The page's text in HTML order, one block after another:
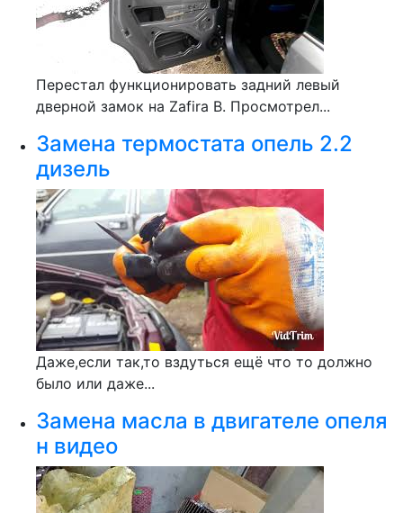
Перестал функционировать задний левый
дверной замок на Zafira B. Просмотрел...
Замена термостата опель 2.2
дизель
Даже,если так,то вздуться ещё что то должно
было или даже...
Замена масла в двигателе опеля
н видео